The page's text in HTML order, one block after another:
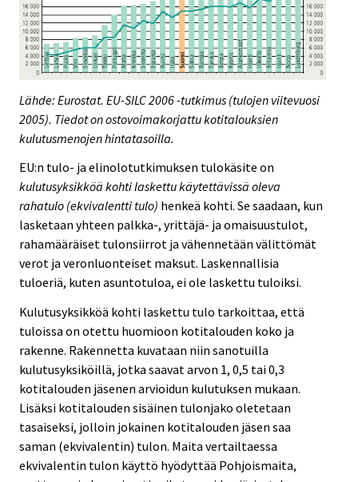
Lähde: Eurostat. EU-SILC 2006 -tutkimus (tulojen viitevuosi
2005). Tiedot on ostovoimakorjattu kotitalouksien
kulutusmenojen hintatasoilla.
EU:n tulo- ja elinolotutkimuksen tulokäsite on
kulutusyksikköä kohti laskettu käytettävissä oleva
rahatulo (ekvivalentti tulo) henkeä kohti. Se saadaan, kun
lasketaan yhteen palkka-, yrittäjä- ja omaisuustulot,
rahamääräiset tulonsiirrot ja vähennetään välittömät
verot ja veronluonteiset maksut. Laskennallisia
tuloeriä, kuten asuntotuloa, ei ole laskettu tuloiksi.
Kulutusyksikköä kohti laskettu tulo tarkoittaa, että
tuloissa on otettu huomioon kotitalouden koko ja
rakenne. Rakennetta kuvataan niin sanotuilla
kulutusyksiköillä, jotka saavat arvon 1, 0,5 tai 0,3
kotitalouden jäsenen arvioidun kulutuksen mukaan.
Lisäksi kotitalouden sisäinen tulonjako oletetaan
tasaiseksi, jolloin jokainen kotitalouden jäsen saa
saman (ekvivalentin) tulon. Maita vertailtaessa
ekvivalentin tulon käyttö hyödyttää Pohjoismaita,